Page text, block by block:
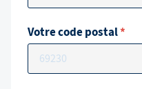
Votre code postal*